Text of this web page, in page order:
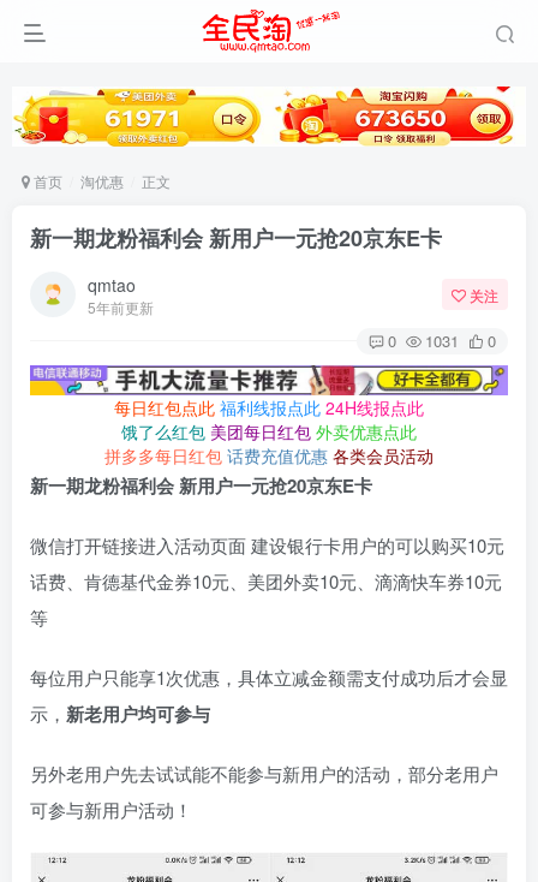
首页 淘优惠 正文
新一期龙粉福利会 新用户一元抢20京东E卡
qmtao
5年前更新
关注
0 1031 0
每日红包点此 福利线报点此 24H线报点此
饿了么红包 美团每日红包 外卖优惠点此
拼多多每日红包 话费充值优惠 各类会员活动
新一期龙粉福利会 新用户一元抢20京东E卡
微信打开链接进入活动页面 建设银行卡用户的可以购买10元
话费、肯德基代金券10元、美团外卖10元、滴滴快车券10元
等
每位用户只能享1次优惠，具体立减金额需支付成功后才会显
示， 新老用户均可参与
另外老用户先去试试能不能参与新用户的活动，部分老用户
可参与新用户活动！